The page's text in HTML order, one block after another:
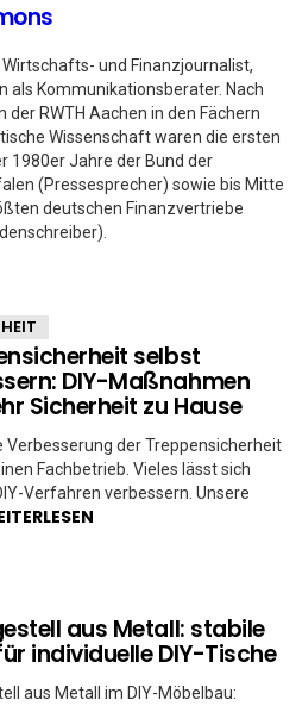
und Finanzjournalist,
als Kommunikationsberater. Nach
RWTH Aachen in den Fächern
Wissenschaft waren die ersten
1980er Jahre der Bund der
(Pressesprecher) sowie bis Mitte
deutschen Finanzvertriebe
selbst
DIY-Maßnahmen
Sicherheit zu Hause
Verbesserung der Treppensicherheit
Fachbetrieb. Vieles lässt sich
Verfahren verbessern. Unsere
aus Metall: stabile
individuelle DIY-Tische
aus Metall im DIY-Möbelbau: